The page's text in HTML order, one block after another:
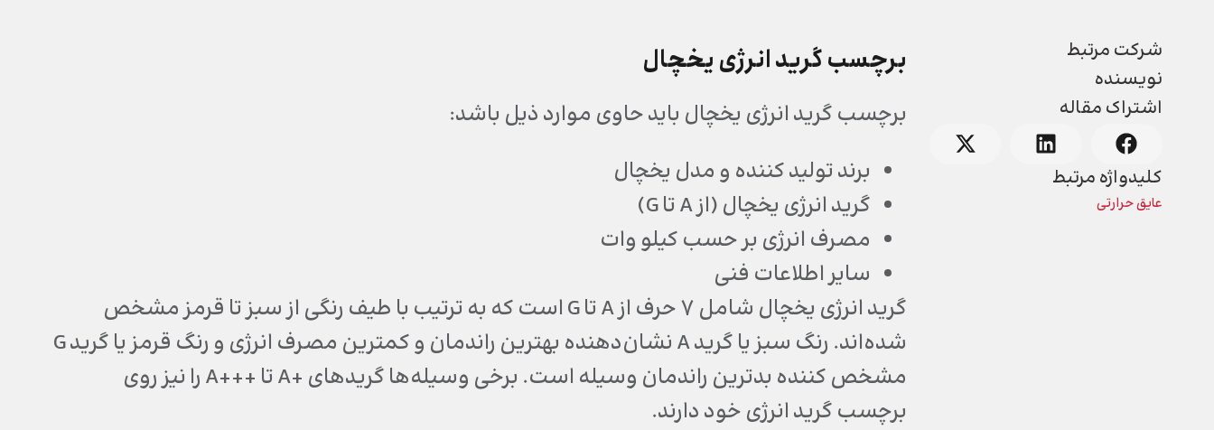
شرکت مرتبط
نویسنده
اشتراک مقاله
کلیدواژه مرتبط
عایق حرارتی
برچسب گرید انرژی یخچال
برچسب گرید انرژی یخچال باید حاوی موارد ذیل باشد:
برند تولید کننده و مدل یخچال
گرید انرژی یخچال (از A تا G)
مصرف انرژی بر حسب کیلو وات
سایر اطلاعات فنی
گرید انرژی یخچال شامل 7 حرف از A تا G است که به ترتیب با طیف رنگی از سبز تا قرمز مشخص
شده‎‌اند. رنگ سبز یا گرید A نشان‌دهنده بهترین راندمان و کمترین مصرف انرژی و رنگ قرمز یا گرید G
مشخص کننده بدترین راندمان وسیله است. برخی وسیله‎‌ها گریدهای +A تا +++A را نیز روی
برچسب گرید انرژی خود دارند.